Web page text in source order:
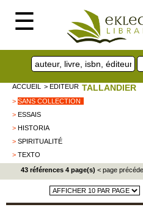
☰
ACCUEIL > EDITEUR TALLANDIER
> SANS COLLECTION
> ESSAIS
> HISTORIA
> SPIRITUALITÉ
> TEXTO
43 références 4 page(s) < page